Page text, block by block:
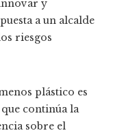
y
a un alcalde
riesgos
plástico es
continúa la
sobre el